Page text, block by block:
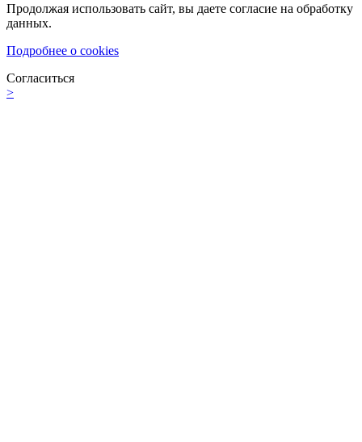
Продолжая использовать сайт, вы даете согласие на обработку
данных.
Подробнее о cookies
Согласиться
>